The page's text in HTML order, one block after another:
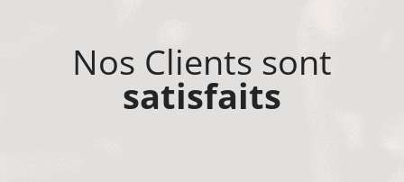
Nos Clients sont
satisfaits